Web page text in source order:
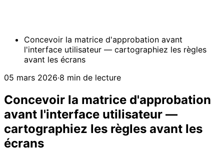
Concevoir la matrice d'approbation avant
l'interface utilisateur — cartographiez les règles
avant les écrans
05 mars 2026·8 min de lecture
Concevoir la matrice d'approbation
avant l'interface utilisateur —
cartographiez les règles avant les
écrans